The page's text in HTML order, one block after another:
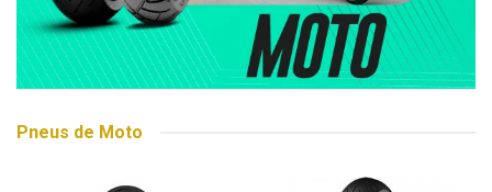
Pneus de Moto